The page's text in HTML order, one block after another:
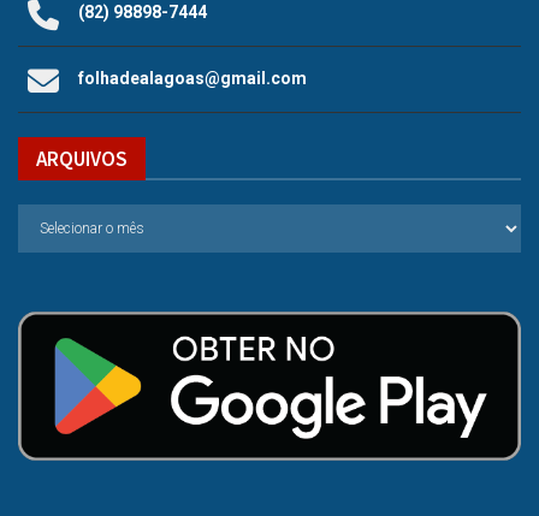
(82) 98898-7444
folhadealagoas@gmail.com
ARQUIVOS